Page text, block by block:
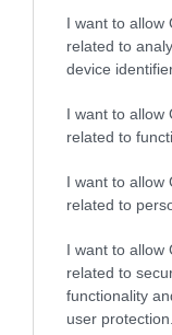
I want to allow
related to
device
I want to allow
related to
I want to allow
related to
I want to allow
related to
functionality
user protection.
staviteľov
obmedzení svojej
cenné
rozsiahleho
o výsledok
zničené
Výstavbu už
výhradne
turistov.
žiadne štátne